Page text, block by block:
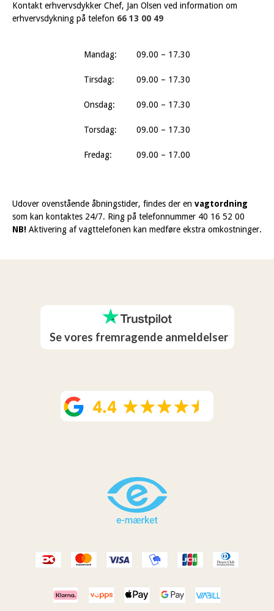
Kontakt erhvervsdykker Chef, Jan Olsen ved information om
erhvervsdykning på telefon 66 13 00 49
Mandag: 09.00 – 17.30
Tirsdag: 09.00 – 17.30
Onsdag: 09.00 – 17.30
Torsdag: 09.00 – 17.30
Fredag: 09.00 – 17.00
Udover ovenstående åbningstider, findes der en vagtordning
som kan kontaktes 24/7. Ring på telefonnummer 40 16 52 00
NB! Aktivering af vagttelefonen kan medføre ekstra omkostninger.
Se vores fremragende anmeldelser